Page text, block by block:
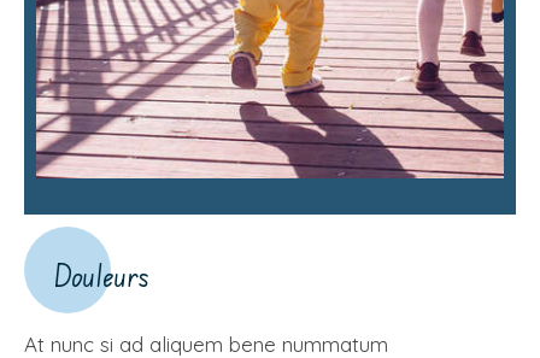
Douleurs
At nunc si ad aliquem bene nummatum